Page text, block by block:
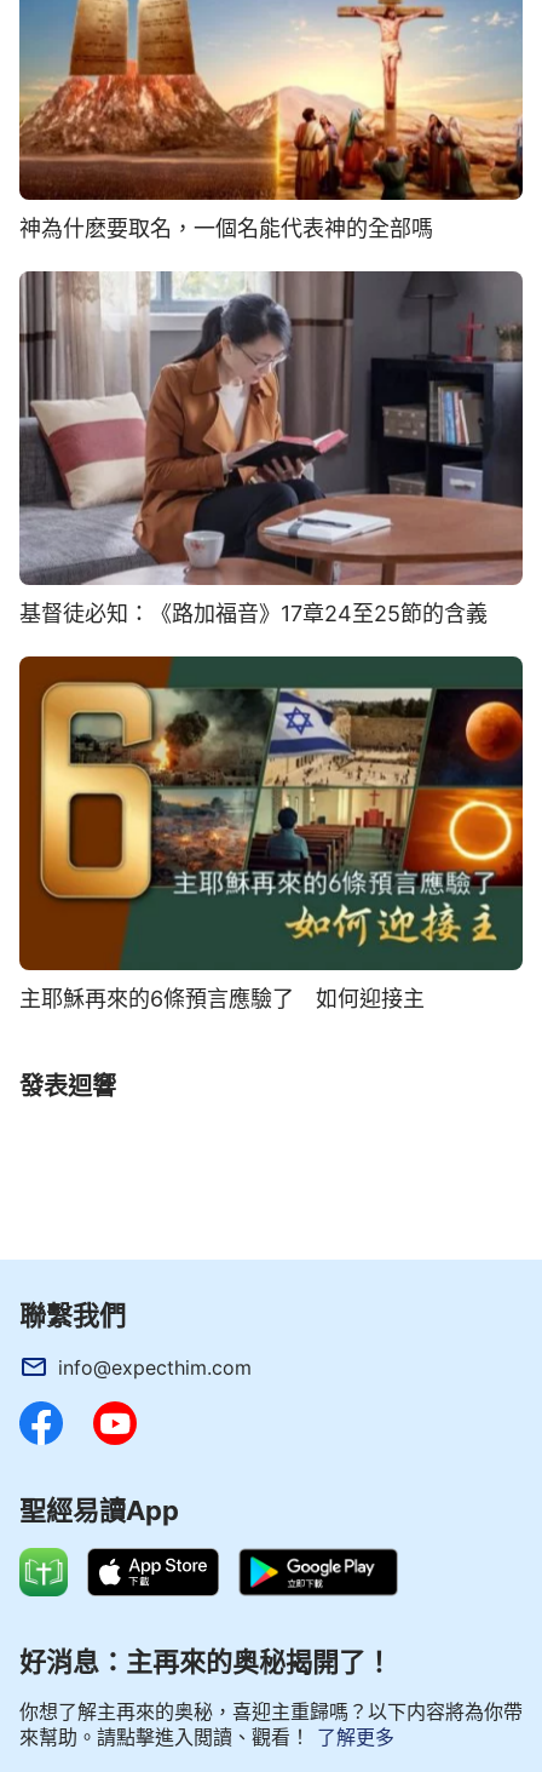
神為什麽要取名，一個名能代表神的全部嗎
基督徒必知：《路加福音》17章24至25節的含義
主耶穌再來的6條預言應驗了 如何迎接主
發表迴響
聯繫我們
info@expecthim.com
聖經易讀App
好消息：主再來的奥秘揭開了！
你想了解主再來的奥秘，喜迎主重歸嗎？以下内容將為你帶
來幫助。請點擊進入閲讀、觀看！
了解更多